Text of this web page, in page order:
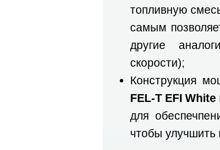
топливную
самым
другие
скорости);
Конструкция
FEL-T EFI White
для
чтобы улучшить